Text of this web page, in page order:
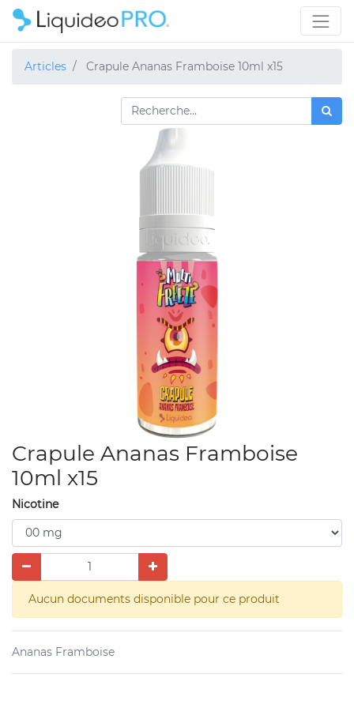
Articles Crapule Ananas Framboise 10ml x15
Crapule Ananas Framboise
10ml x15
Nicotine
Aucun documents disponible pour ce produit
Ananas Framboise